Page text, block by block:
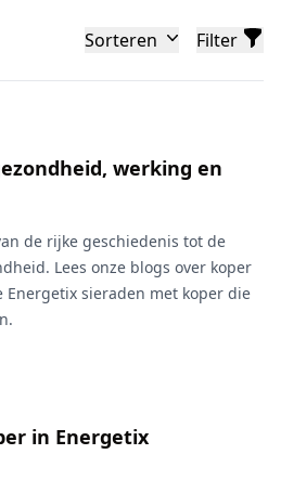
Sorteren Filter
werking en
de rijke geschiedenis tot de
Lees onze blogs over koper
Energetix sieraden met koper die
in Energetix